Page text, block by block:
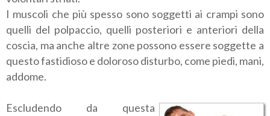
I muscoli che più spesso sono soggetti ai crampi sono
quelli del polpaccio, quelli posteriori e anteriori della
coscia, ma anche altre zone possono essere soggette a
questo fastidioso e doloroso disturbo, come piedi, mani,
addome.
Escludendo da questa